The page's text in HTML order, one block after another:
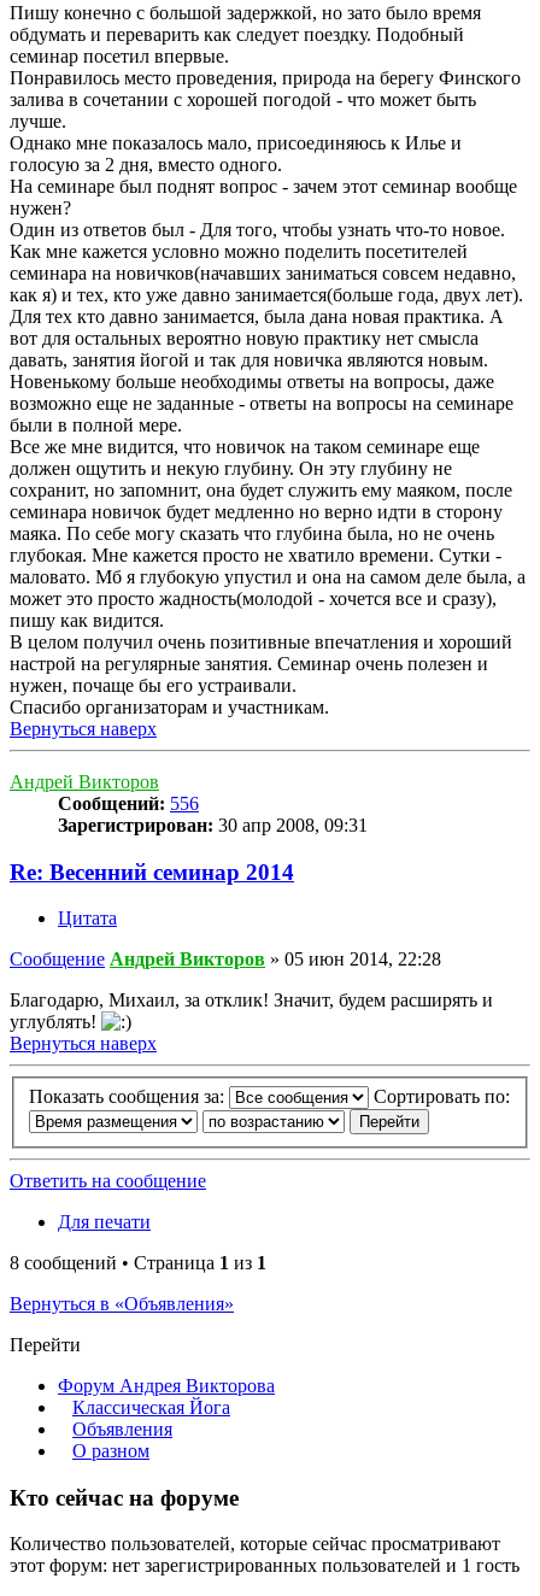
Пишу конечно с большой задержкой, но зато было время
обдумать и переварить как следует поездку. Подобный
семинар посетил впервые.
Понравилось место проведения, природа на берегу Финского
залива в сочетании с хорошей погодой - что может быть
лучше.
Однако мне показалось мало, присоединяюсь к Илье и
голосую за 2 дня, вместо одного.
На семинаре был поднят вопрос - зачем этот семинар вообще
нужен?
Один из ответов был - Для того, чтобы узнать что-то новое.
Как мне кажется условно можно поделить посетителей
семинара на новичков(начавших заниматься совсем недавно,
как я) и тех, кто уже давно занимается(больше года, двух лет).
Для тех кто давно занимается, была дана новая практика. А
вот для остальных вероятно новую практику нет смысла
давать, занятия йогой и так для новичка являются новым.
Новенькому больше необходимы ответы на вопросы, даже
возможно еще не заданные - ответы на вопросы на семинаре
были в полной мере.
Все же мне видится, что новичок на таком семинаре еще
должен ощутить и некую глубину. Он эту глубину не
сохранит, но запомнит, она будет служить ему маяком, после
семинара новичок будет медленно но верно идти в сторону
маяка. По себе могу сказать что глубина была, но не очень
глубокая. Мне кажется просто не хватило времени. Сутки -
маловато. Мб я глубокую упустил и она на самом деле была, а
может это просто жадность(молодой - хочется все и сразу),
пишу как видится.
В целом получил очень позитивные впечатления и хороший
настрой на регулярные занятия. Семинар очень полезен и
нужен, почаще бы его устраивали.
Спасибо организаторам и участникам.
Вернуться наверх
Андрей Викторов
Сообщений: 556
Зарегистрирован: 30 апр 2008, 09:31
Re: Весенний семинар 2014
Цитата
Сообщение Андрей Викторов » 05 июн 2014, 22:28
Благодарю, Михаил, за отклик! Значит, будем расширять и
углублять!
Вернуться наверх
Показать сообщения за: Сортировать по:
Ответить на сообщение
Для печати
8 сообщений • Страница 1 из 1
Вернуться в «Объявления»
Перейти
Форум Андрея Викторова
Классическая Йога
Объявления
О разном
Кто сейчас на форуме
Количество пользователей, которые сейчас просматривают
этот форум: нет зарегистрированных пользователей и 1 гость